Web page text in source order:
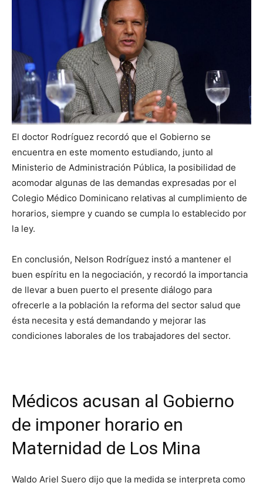
El doctor Rodríguez recordó que el Gobierno se
encuentra en este momento estudiando, junto al
Ministerio de Administración Pública, la posibilidad de
acomodar algunas de las demandas expresadas por el
Colegio Médico Dominicano relativas al cumplimiento de
horarios, siempre y cuando se cumpla lo establecido por
la ley.
En conclusión, Nelson Rodríguez instó a mantener el
buen espíritu en la negociación, y recordó la importancia
de llevar a buen puerto el presente diálogo para
ofrecerle a la población la reforma del sector salud que
ésta necesita y está demandando y mejorar las
condiciones laborales de los trabajadores del sector.
Médicos acusan al Gobierno
de imponer horario en
Maternidad de Los Mina
Waldo Ariel Suero dijo que la medida se interpreta como